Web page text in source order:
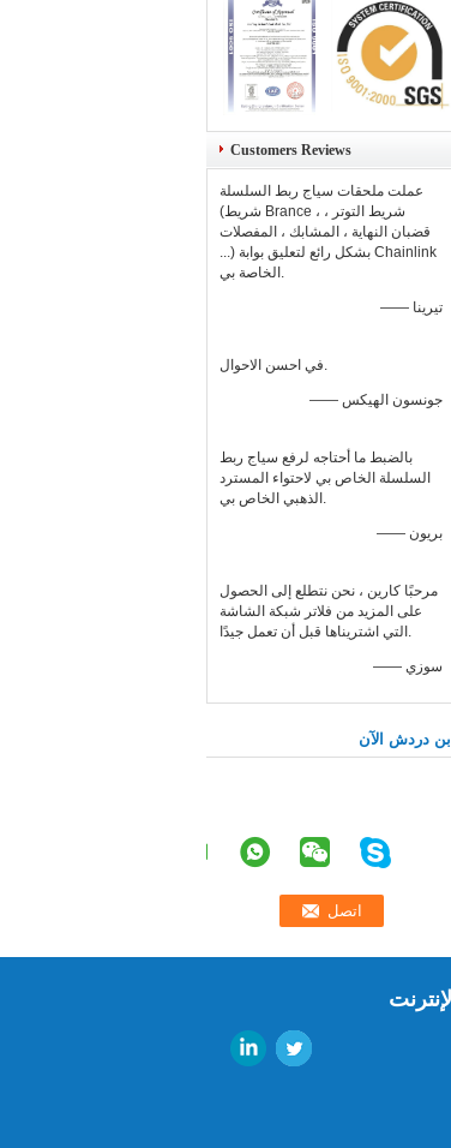
Customers Reviews
عملت ملحقات سياج ربط السلسلة
(شريط Brance ، شريط التوتر ،
قضبان النهاية ، المشابك ، المفصلات
...) بشكل رائع لتعليق بوابة Chainlink
الخاصة بي.
—— تيرينا
في احسن الاحوال.
—— جونسون الهيكس
بالضبط ما أحتاجه لرفع سياج ربط
السلسلة الخاص بي لاحتواء المسترد
الذهبي الخاص بي.
—— بريون
مرحبًا كارين ، نحن نتطلع إلى الحصول
على المزيد من فلاتر شبكة الشاشة
التي اشتريناها قبل أن تعمل جيدًا.
—— سوزي
ابن دردش الآن